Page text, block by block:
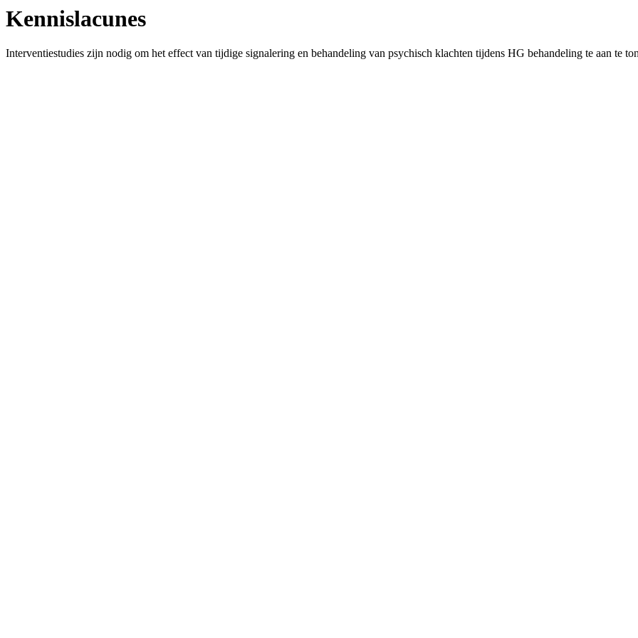
Kennislacunes
Interventiestudies zijn nodig om het effect van tijdige signalering en behandeling van psychisch klachten tijdens HG behandeling te aan te